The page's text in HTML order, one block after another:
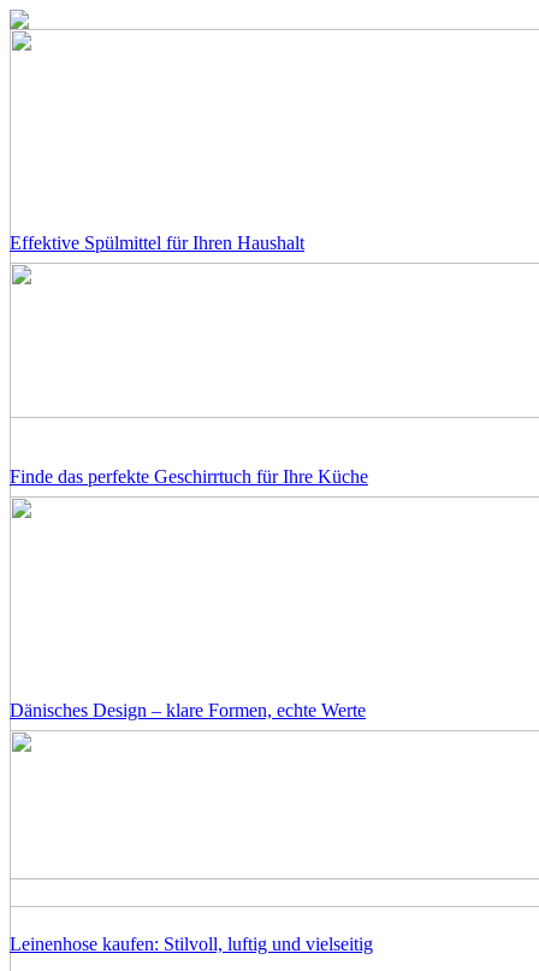
Effektive Spülmittel für Ihren Haushalt
Finde das perfekte Geschirrtuch für Ihre Küche
Dänisches Design – klare Formen, echte Werte
Leinenhose kaufen: Stilvoll, luftig und vielseitig